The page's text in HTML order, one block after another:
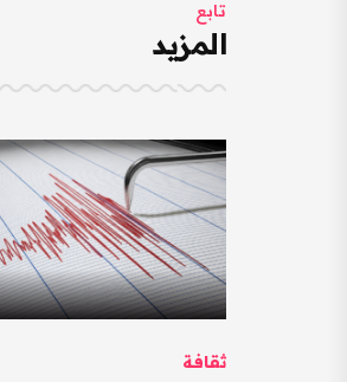
تابع
المزيد
ثقافة